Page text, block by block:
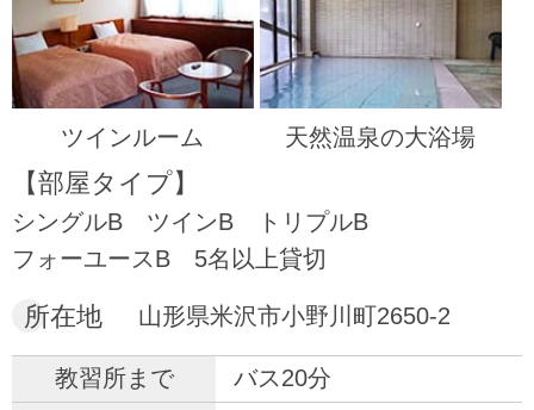
ツインルーム 天然温泉の大浴場
【部屋タイプ】
シングルB ツインB
トリプルB
フォーユースB
5名以上貸切
所在地 山形県米沢市小野川町2650-2
バス20分